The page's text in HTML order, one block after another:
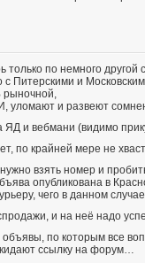
по немного другой
Питерскими и
рыночной,
и развеют
и вебмани (видимо
по крайней мере не
взять номер и
опубликована в
чего в данном
и на неё надо
объявы, по которым все
ссылку на форум…